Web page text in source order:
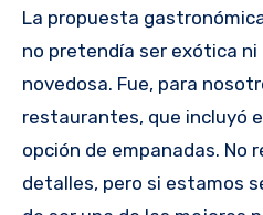
La propuesta
no pretendía ser exótica
novedosa. Fue, para
restaurantes, que incluyó
opción de empanadas. No
detalles, pero si estamos